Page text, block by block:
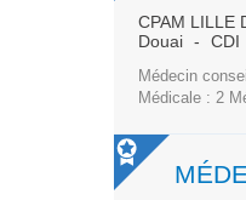
CPAM LILLE
Douai
CDI
Médecin
Médicale : 2